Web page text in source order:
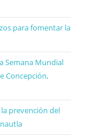
para fomentar la
Semana Mundial
Concepción,
prevención del